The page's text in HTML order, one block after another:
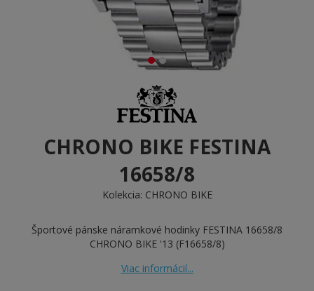
CHRONO BIKE FESTINA
16658/8
Kolekcia: CHRONO BIKE
Športové pánske náramkové hodinky FESTINA 16658/8
CHRONO BIKE '13 (F16658/8)
Viac informácií...